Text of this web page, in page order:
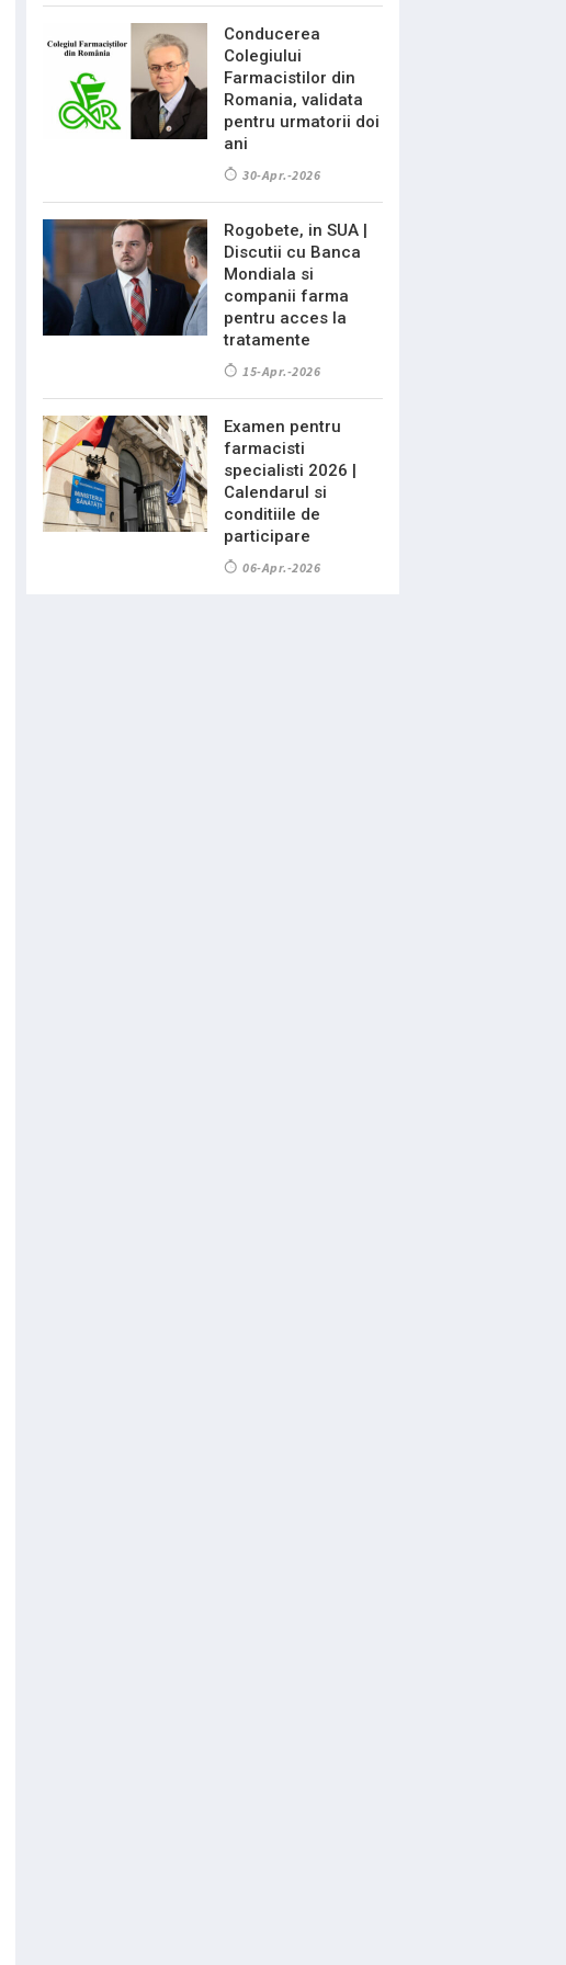
Conducerea
Colegiului
Farmacistilor din
Romania, validata
pentru urmatorii doi
ani
30-Apr.-2026
Rogobete, in SUA |
Discutii cu Banca
Mondiala si
companii farma
pentru acces la
tratamente
15-Apr.-2026
Examen pentru
farmacisti
specialisti 2026 |
Calendarul si
conditiile de
participare
06-Apr.-2026